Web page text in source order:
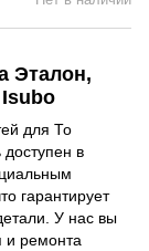
Эталон,
Isubo
для То
в
гарантирует
У нас вы
и ремонта